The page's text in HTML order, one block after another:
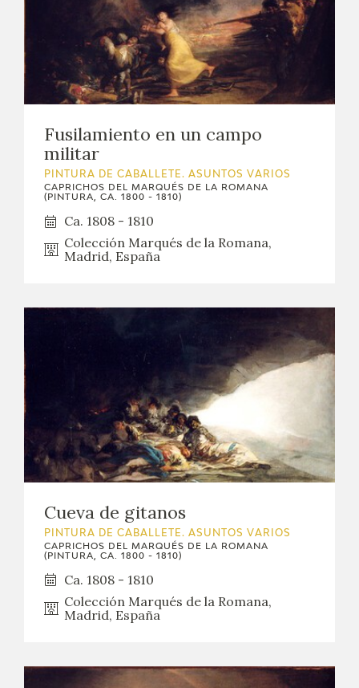
Fusilamiento en un campo
militar
PINTURA DE CABALLETE. ASUNTOS VARIOS
CAPRICHOS DEL MARQUÉS DE LA ROMANA
(PINTURA, CA. 1800 - 1810)
Ca. 1808 - 1810
Colección Marqués de la Romana,
Madrid, España
Cueva de gitanos
PINTURA DE CABALLETE. ASUNTOS VARIOS
CAPRICHOS DEL MARQUÉS DE LA ROMANA
(PINTURA, CA. 1800 - 1810)
Ca. 1808 - 1810
Colección Marqués de la Romana,
Madrid, España